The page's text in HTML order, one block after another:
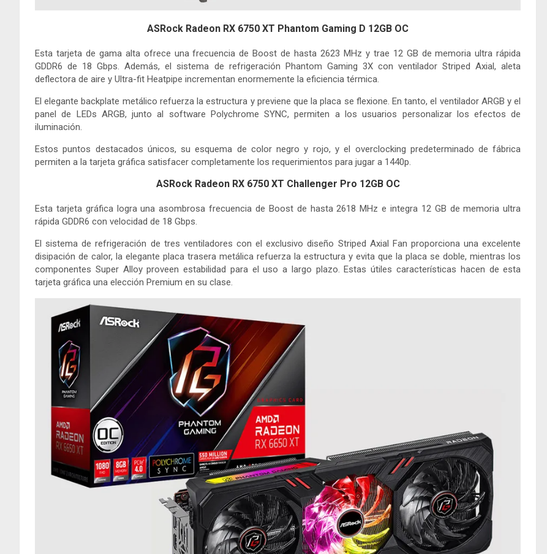
ASRock Radeon RX 6750 XT Phantom Gaming D 12GB OC
Esta tarjeta de gama alta ofrece una frecuencia de Boost de hasta 2623 MHz y trae 12 GB de memoria ultra rápida
GDDR6 de 18 Gbps. Además, el sistema de refrigeración Phantom Gaming 3X con ventilador Striped Axial, aleta
deflectora de aire y Ultra-fit Heatpipe incrementan enormemente la eficiencia térmica.
El elegante backplate metálico refuerza la estructura y previene que la placa se flexione. En tanto, el ventilador ARGB y el
panel de LEDs ARGB, junto al software Polychrome SYNC, permiten a los usuarios personalizar los efectos de
iluminación.
Estos puntos destacados únicos, su esquema de color negro y rojo, y el overclocking predeterminado de fábrica
permiten a la tarjeta gráfica satisfacer completamente los requerimientos para jugar a 1440p.
ASRock Radeon RX 6750 XT Challenger Pro 12GB OC
Esta tarjeta gráfica logra una asombrosa frecuencia de Boost de hasta 2618 MHz e integra 12 GB de memoria ultra
rápida GDDR6 con velocidad de 18 Gbps.
El sistema de refrigeración de tres ventiladores con el exclusivo diseño Striped Axial Fan proporciona una excelente
disipación de calor, la elegante placa trasera metálica refuerza la estructura y evita que la placa se doble, mientras los
componentes Super Alloy proveen estabilidad para el uso a largo plazo. Estas útiles características hacen de esta
tarjeta gráfica una elección Premium en su clase.